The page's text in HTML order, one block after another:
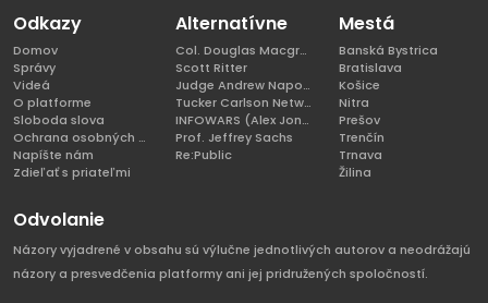
Odkazy
Domov
Správy
Videá
O platforme
Sloboda slova
Ochrana osobných údajov
Napíšte nám
Zdieľať s priateľmi
Alternatívne
Col. Douglas Macgregor, Ph.D
Scott Ritter
Judge Andrew Napolitano
Tucker Carlson Network
INFOWARS (Alex Jones)
Prof. Jeffrey Sachs
Re:Public
Mestá
Banská Bystrica
Bratislava
Košice
Nitra
Prešov
Trenčín
Trnava
Žilina
Odvolanie
Názory vyjadrené v obsahu sú výlučne jednotlivých autorov a neodrážajú
názory a presvedčenia platformy ani jej pridružených spoločností.